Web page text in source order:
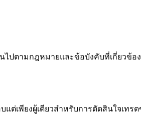
ไปตามกฎหมายและข้อบังคับที่เกี่ยวข้
แต่เพียงผู้เดียวสำหรับการตัดสินใจเทร